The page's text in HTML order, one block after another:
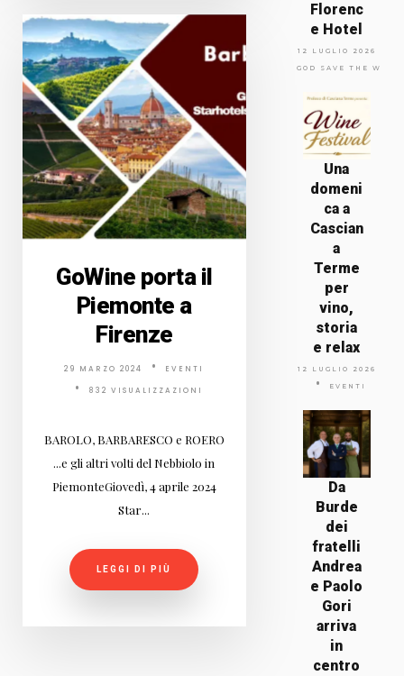
GoWine porta il
Piemonte a
Firenze
29 MARZO 2024 EVENTI
832 VISUALIZZAZIONI
BAROLO, BARBARESCO e ROERO
...e gli altri volti del Nebbiolo in
PiemonteGiovedì, 4 aprile 2024
Star...
LEGGI DI PIÙ
Florenc
e Hotel
12 LUGLIO 2026
GOD SAVE THE WINE
Una
domeni
ca a
Cascian
a
Terme
per
vino,
storia
e relax
12 LUGLIO 2026
EVENTI
Da
Burde
dei
fratelli
Andrea
e Paolo
Gori
arriva
in
centro